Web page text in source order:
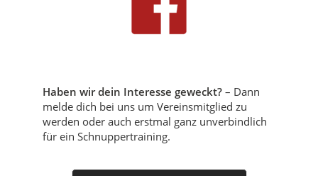
Haben wir dein Interesse geweckt? – Dann
melde dich bei uns um Vereinsmitglied zu
werden oder auch erstmal ganz unverbindlich
für ein Schnuppertraining.